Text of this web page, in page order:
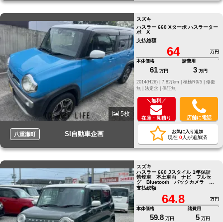
5枚
八重瀬町 SI自動車企画
スズキ
ハスラー 660 Xターボ ハスラーター
ボ Ⅹ
支払総額
64
万円
本体価格
61 万円
諸費用
3 万円
修復
無 | 法定含 | 保証無
＼無料／
在庫・見積り 店舗に電話
お気に入り追加
現在 0人が追加済
スズキ
ハスラー 660 Jスタイル 1年保証
禁煙車 本土車両 ナビ フルセ
グ Bluetooth バックカメラ 革
巻きステアリング
支払総額
64.8
万円
本体価格
59.8 万円
諸費用
5 万円